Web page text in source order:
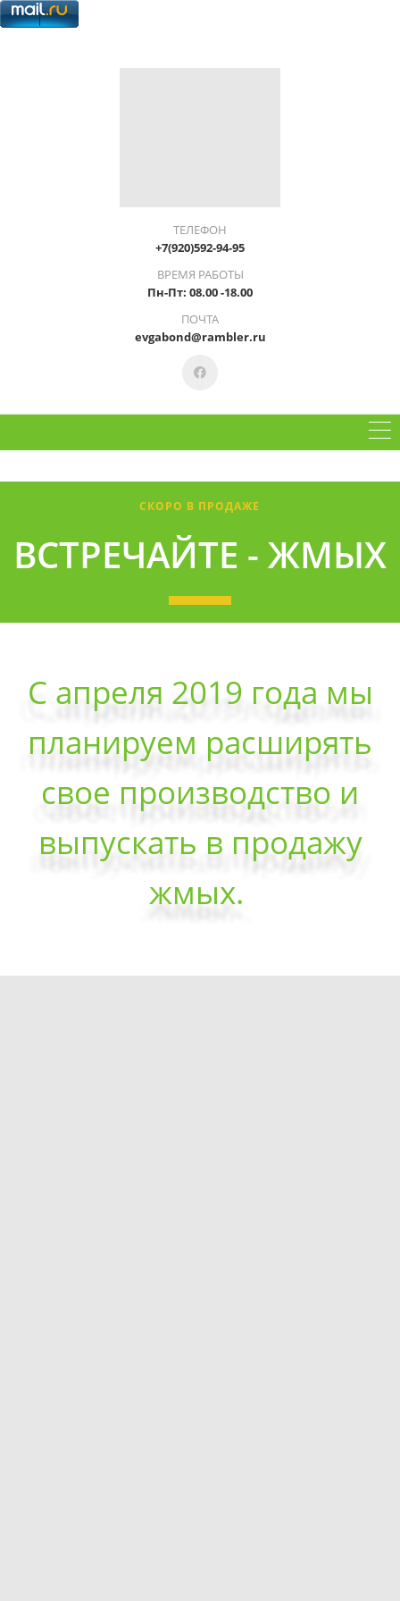
ТЕЛЕФОН
+7(920)592-94-95
ВРЕМЯ РАБОТЫ
Пн-Пт: 08.00 -18.00
ПОЧТА
evgabond@rambler.ru
СКОРО В ПРОДАЖЕ
ВСТРЕЧАЙТЕ - ЖМЫХ
С апреля 2019 года мы
планируем расширять
свое производство и
выпускать в продажу
жмых.